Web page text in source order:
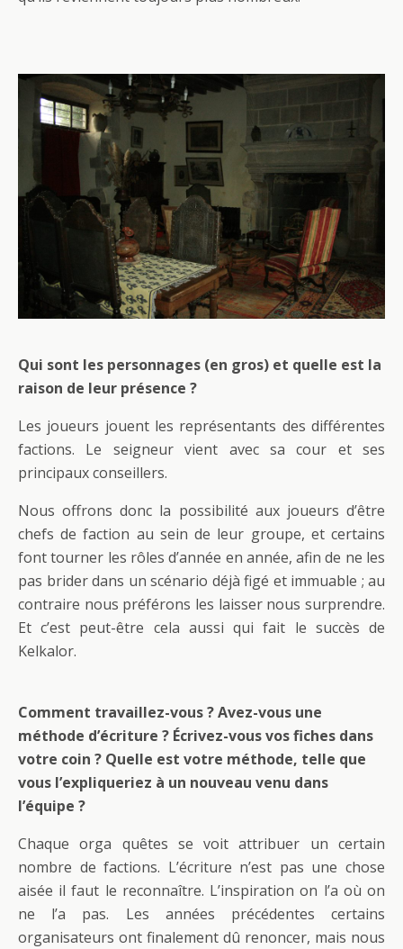
Qui sont les personnages (en gros) et quelle est la
raison de leur présence ?
Les joueurs jouent les représentants des différentes
factions. Le seigneur vient avec sa cour et ses
principaux conseillers.
Nous offrons donc la possibilité aux joueurs d’être
chefs de faction au sein de leur groupe, et certains
font tourner les rôles d’année en année, afin de ne les
pas brider dans un scénario déjà figé et immuable ; au
contraire nous préférons les laisser nous surprendre.
Et c’est peut-être cela aussi qui fait le succès de
Kelkalor.
Comment travaillez-vous ? Avez-vous une
méthode d’écriture ? Écrivez-vous vos fiches dans
votre coin ? Quelle est votre méthode, telle que
vous l’expliqueriez à un nouveau venu dans
l’équipe ?
Chaque orga quêtes se voit attribuer un certain
nombre de factions. L’écriture n’est pas une chose
aisée il faut le reconnaître. L’inspiration on l’a où on
ne l’a pas. Les années précédentes certains
organisateurs ont finalement dû renoncer, mais nous